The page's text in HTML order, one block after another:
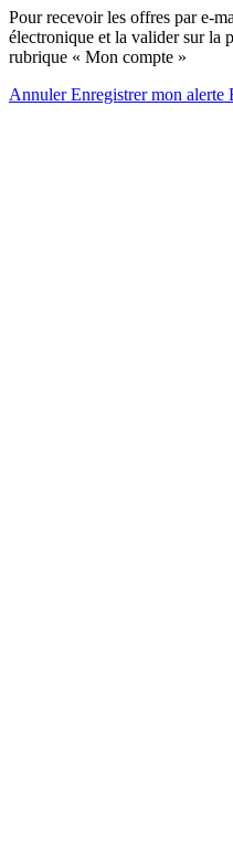
Pour recevoir les offres par e-
électronique et la valider sur la
rubrique « Mon compte »
AnnulerEnregistrer mon alerte